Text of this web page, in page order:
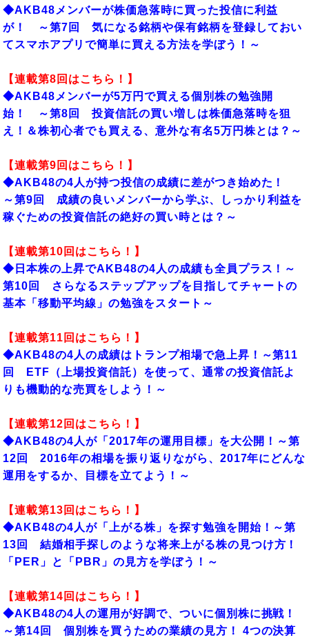
◆AKB48メンバーが株価急落時に買った投信に利益
が！ ～第7回 気になる銘柄や保有銘柄を登録しておい
てスマホアプリで簡単に買える方法を学ぼう！～
【連載第8 回はこちら！】
◆AKB48メンバーが5万円で買える個別株の勉強開
始！ ～第8回 投資信託の買い増しは株価急落時を狙
え！＆株初心者でも買える、意外な有名5万円株とは？～
【連載第9 回はこちら！】
◆AKB48の4人が持つ投信の成績に差がつき始めた！
～第9回 成績の良いメンバーから学ぶ、しっかり利益を
稼ぐための投資信託の絶好の買い時とは？～
【連載第10 回はこちら！】
◆ 日本株の上昇でAKB48の4人の成績も全員プラス！～
第10回 さらなるステップアップを目指してチャートの
基本「移動平均線」の勉強をスタート～
【連載第11回はこちら！】
◆AKB48の4人の成績はトランプ相場で急上昇！～第11
回 ETF（上場投資信託）を使って、通常の投資信託よ
りも機動的な売買をしよう！～
【連載第12回はこちら！】
◆AKB48の4人が「2017年の運用目標」を大公開！～第
12回 2016年の相場を振り返りながら、2017年にどんな
運用をするか、目標を立てよう！～
【連載第13回はこちら！】
◆AKB48の4人が「上がる株」を探す勉強を開始！～第
13回 結婚相手探しのような将来上がる株の見つけ方！
「PER」と「PBR」の見方を学ぼう！～
【連載第14回はこちら！】
◆AKB48の4人の運用が好調で、ついに個別株に挑戦！
～第14回 個別株を買うための業績の見方！ 4つの決算